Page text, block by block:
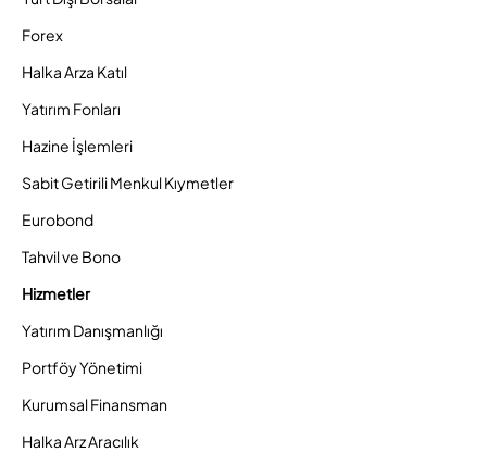
Forex
Halka Arza Katıl
Yatırım Fonları
Hazine İşlemleri
Sabit Getirili Menkul Kıymetler
Eurobond
Tahvil ve Bono
Hizmetler
Yatırım Danışmanlığı
Portföy Yönetimi
Kurumsal Finansman
Halka Arz Aracılık